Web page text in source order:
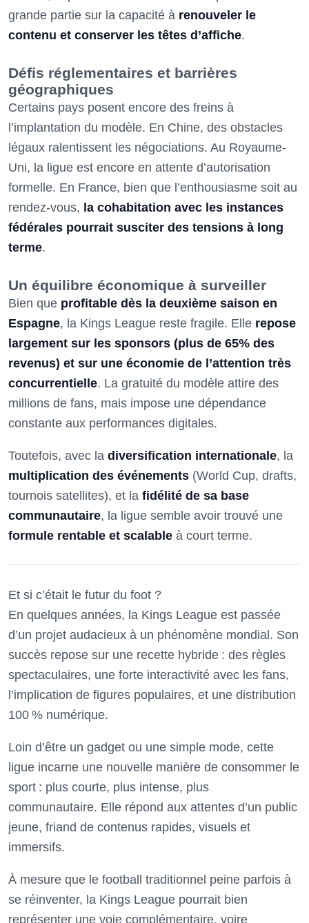
grande partie sur la capacité à renouveler le
contenu et conserver les têtes d’affiche.
Défis réglementaires et barrières
géographiques
Certains pays posent encore des freins à
l’implantation du modèle. En Chine, des obstacles
légaux ralentissent les négociations. Au Royaume-
Uni, la ligue est encore en attente d’autorisation
formelle. En France, bien que l’enthousiasme soit au
rendez-vous, la cohabitation avec les instances
fédérales pourrait susciter des tensions à long
terme.
Un équilibre économique à surveiller
Bien que profitable dès la deuxième saison en
Espagne, la Kings League reste fragile. Elle repose
largement sur les sponsors (plus de 65% des
revenus) et sur une économie de l’attention très
concurrentielle. La gratuité du modèle attire des
millions de fans, mais impose une dépendance
constante aux performances digitales.
Toutefois, avec la diversification internationale, la
multiplication des événements (World Cup, drafts,
tournois satellites), et la fidélité de sa base
communautaire, la ligue semble avoir trouvé une
formule rentable et scalable à court terme.
Et si c’était le futur du foot ?
En quelques années, la Kings League est passée
d’un projet audacieux à un phénomène mondial. Son
succès repose sur une recette hybride : des règles
spectaculaires, une forte interactivité avec les fans,
l’implication de figures populaires, et une distribution
100 % numérique.
Loin d’être un gadget ou une simple mode, cette
ligue incarne une nouvelle manière de consommer le
sport : plus courte, plus intense, plus
communautaire. Elle répond aux attentes d’un public
jeune, friand de contenus rapides, visuels et
immersifs.
À mesure que le football traditionnel peine parfois à
se réinventer, la Kings League pourrait bien
représenter une voie complémentaire, voire